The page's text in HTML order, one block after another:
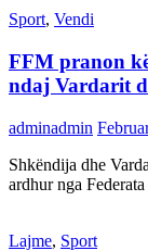
Sport, Vendi
FFM pranon
ndaj Vardarit
adminadmin
Shkëndija dhe
ardhur nga
Lajme, Sport